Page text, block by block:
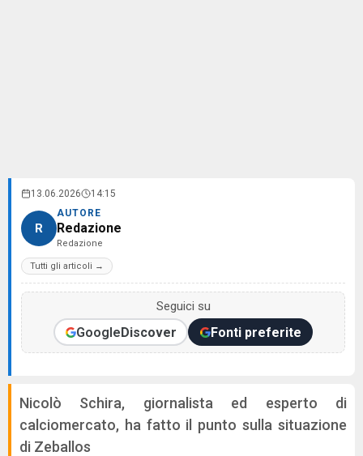
13.06.2026 14:15
R
AUTORE
Redazione
Redazione
Tutti gli articoli →
Seguici su
GoogleDiscover Fonti preferite
Nicolò Schira, giornalista ed esperto di
calciomercato, ha fatto il punto sulla situazione
di Zeballos